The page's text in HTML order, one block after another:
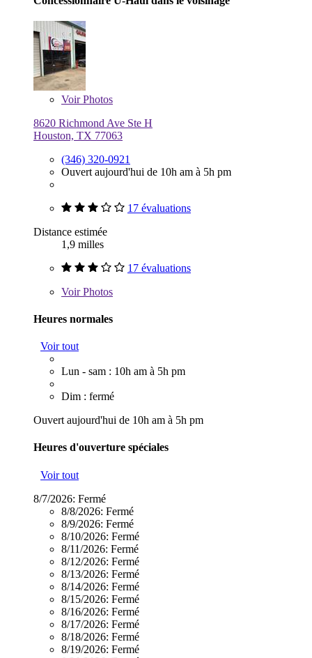
VoirPhotos
8620 Richmond Ave Ste H
Houston, TX 77063
(346) 320-0921
Ouvert aujourd'hui de 10h am à 5h pm
17 évaluations
Distance estimée
1,9 milles
17 évaluations
VoirPhotos
Heures normales
Voir tout
Lun - sam : 10h am à 5h pm
Dim : fermé
Ouvert aujourd'hui de 10h am à 5h pm
Heures d'ouverture spéciales
Voir tout
8/7/2026: Fermé
8/8/2026: Fermé
8/9/2026: Fermé
8/10/2026: Fermé
8/11/2026: Fermé
8/12/2026: Fermé
8/13/2026: Fermé
8/14/2026: Fermé
8/15/2026: Fermé
8/16/2026: Fermé
8/17/2026: Fermé
8/18/2026: Fermé
8/19/2026: Fermé